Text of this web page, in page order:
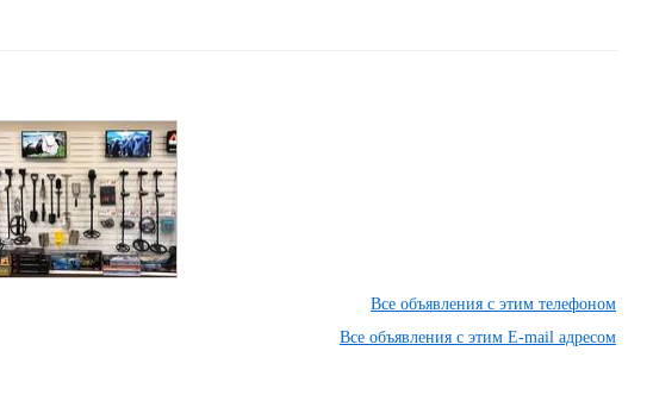
Все объявления с этим телефоном
Все объявления с этим E-mail адресом